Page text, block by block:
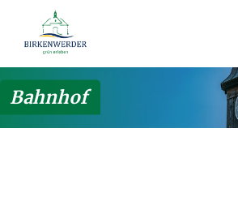
Zum Hauptinhalt springen
Bahnhof